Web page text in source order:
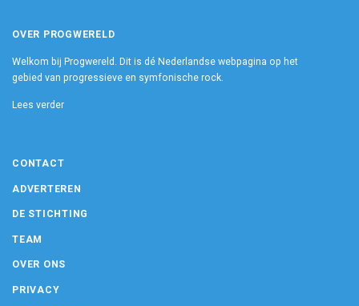
OVER PROGWERELD
Welkom bij Progwereld. Dit is dé Nederlandse webpagina op het
gebied van progressieve en symfonische rock.
Lees verder
CONTACT
ADVERTEREN
DE STICHTING
TEAM
OVER ONS
PRIVACY